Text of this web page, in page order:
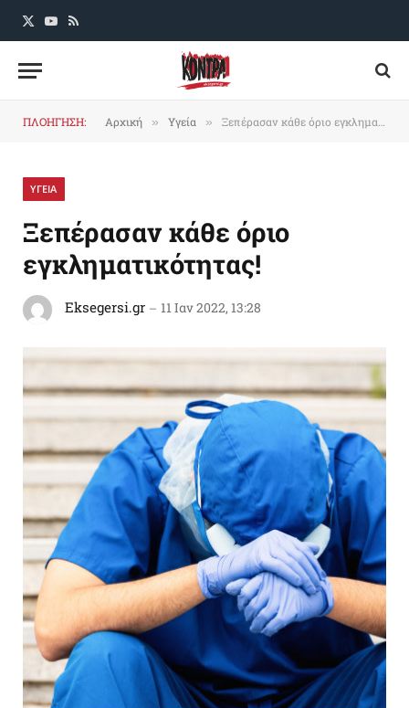
X
YouTube
RSS
ΠΛΟΗΓΗΣΗ: Αρχική » Υγεία » Ξεπέρασαν κάθε όριο εγκληματικότητας!
ΥΓΕΙΑ
Ξεπέρασαν κάθε όριο
εγκληματικότητας!
Eksegersi.gr 11 Ιαν 2022, 13:28